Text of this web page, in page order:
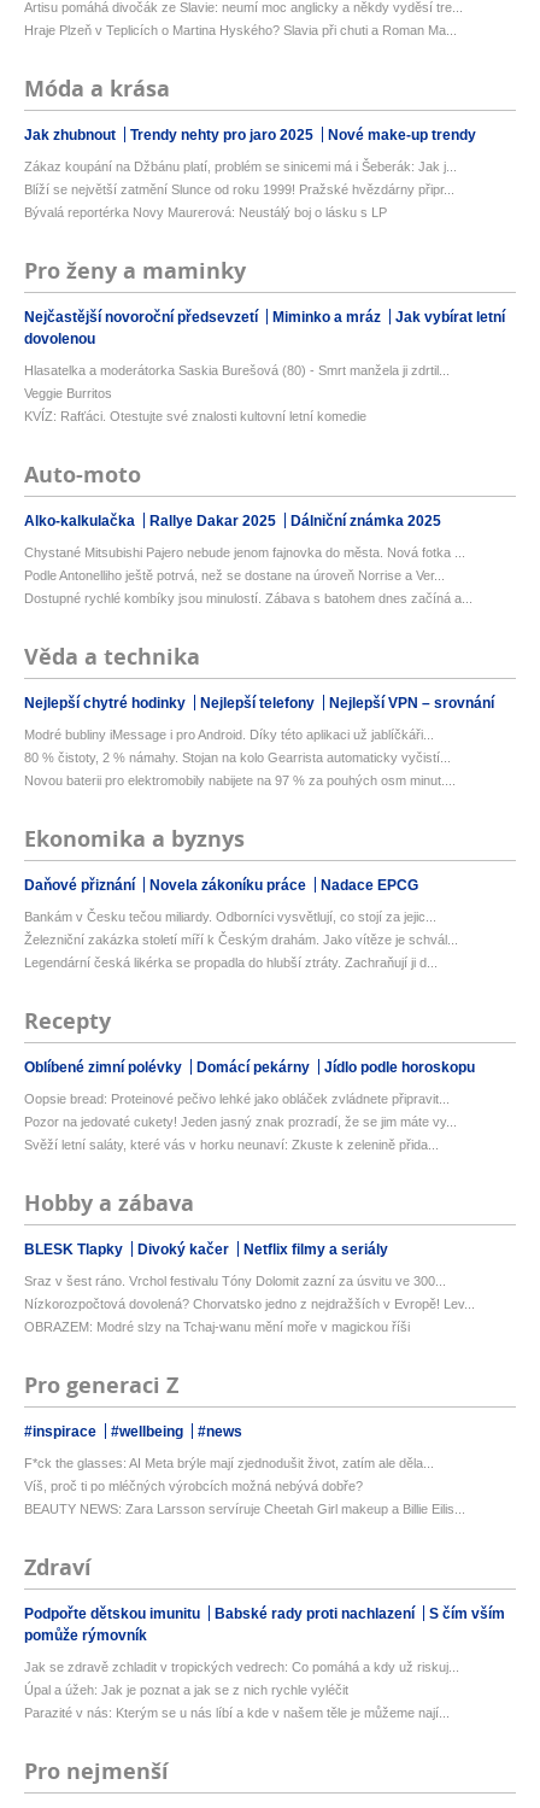
Artisu pomáhá divočák ze Slavie: neumí moc anglicky a někdy vyděsí tre...
Hraje Plzeň v Teplicích o Martina Hyského? Slavia při chuti a Roman Ma...
Móda a krása
Jak zhubnout Trendy nehty pro jaro 2025 Nové make-up trendy
Zákaz koupání na Džbánu platí, problém se sinicemi má i Šeberák: Jak j...
Blíží se největší zatmění Slunce od roku 1999! Pražské hvězdárny připr...
Bývalá reportérka Novy Maurerová: Neustálý boj o lásku s LP
Pro ženy a maminky
Nejčastější novoroční předsevzetí Miminko a mráz
Jak vybírat letní
dovolenou
Hlasatelka a moderátorka Saskia Burešová (80) - Smrt manžela ji zdrtil...
Veggie Burritos
KVÍZ: Rafťáci. Otestujte své znalosti kultovní letní komedie
Auto-moto
Alko-kalkulačka Rallye Dakar 2025 Dálniční známka 2025
Chystané Mitsubishi Pajero nebude jenom fajnovka do města. Nová fotka ...
Podle Antonelliho ještě potrvá, než se dostane na úroveň Norrise a Ver...
Dostupné rychlé kombíky jsou minulostí. Zábava s batohem dnes začíná a...
Věda a technika
Nejlepší chytré hodinky Nejlepší telefony Nejlepší VPN – srovnání
Modré bubliny iMessage i pro Android. Díky této aplikaci už jablíčkáři...
80 % čistoty, 2 % námahy. Stojan na kolo Gearrista automaticky vyčistí...
Novou baterii pro elektromobily nabijete na 97 % za pouhých osm minut....
Ekonomika a byznys
Daňové přiznání Novela zákoníku práce Nadace EPCG
Bankám v Česku tečou miliardy. Odborníci vysvětlují, co stojí za jejic...
Železniční zakázka století míří k Českým drahám. Jako vítěze je schvál...
Legendární česká likérka se propadla do hlubší ztráty. Zachraňují ji d...
Recepty
Oblíbené zimní polévky Domácí pekárny Jídlo podle horoskopu
Oopsie bread: Proteinové pečivo lehké jako obláček zvládnete připravit...
Pozor na jedovaté cukety! Jeden jasný znak prozradí, že se jim máte vy...
Svěží letní saláty, které vás v horku neunaví: Zkuste k zelenině přida...
Hobby a zábava
BLESK Tlapky Divoký kačer Netflix filmy a seriály
Sraz v šest ráno. Vrchol festivalu Tóny Dolomit zazní za úsvitu ve 300...
Nízkorozpočtová dovolená? Chorvatsko jedno z nejdražších v Evropě! Lev...
OBRAZEM: Modré slzy na Tchaj-wanu mění moře v magickou říši
Pro generaci Z
#inspirace #wellbeing #news
F*ck the glasses: AI Meta brýle mají zjednodušit život, zatím ale děla...
Víš, proč ti po mléčných výrobcích možná nebývá dobře?
BEAUTY NEWS: Zara Larsson servíruje Cheetah Girl makeup a Billie Eilis...
Zdraví
Podpořte dětskou imunitu Babské rady proti nachlazení
S čím vším
pomůže rýmovník
Jak se zdravě zchladit v tropických vedrech: Co pomáhá a kdy už riskuj...
Úpal a úžeh: Jak je poznat a jak se z nich rychle vyléčit
Parazité v nás: Kterým se u nás líbí a kde v našem těle je můžeme nají...
Pro nejmenší